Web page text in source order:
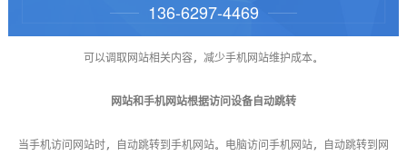
无缝和网站对接
可以调取网站相关内容，减少手机网站维护成本。
网站和手机网站根据访问设备自动跳转
当手机访问网站时，自动跳转到手机网站。电脑访问手机网站，自动跳转到网
136-6297-4469